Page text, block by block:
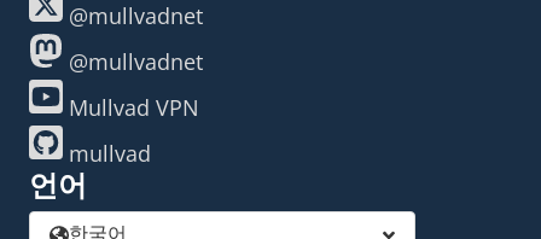
@mullvadnet
@mullvadnet
Mullvad VPN
mullvad
언어
한국어